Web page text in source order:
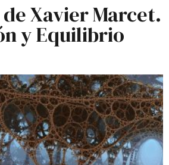
Xavier Marcet.
y Equilibrio